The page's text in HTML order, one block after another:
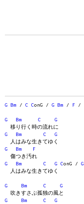
G Bm / C ConG / G Bm / F /
G Bm C
G
移り行く時の流れに
G
Bm C
G
人はみな生きてゆく
G
Bm
F
傷つき汚れ
G
Bm C G ConG / G
人はみな生きてゆく
G Bm C
G
吹きすさぶ孤独の風と
G
Bm C
G